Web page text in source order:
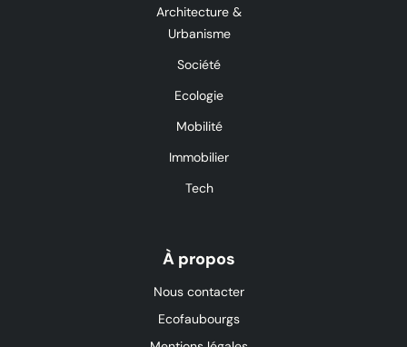
Architecture &
Urbanisme
Société
Ecologie
Mobilité
Immobilier
Tech
À propos
Nous contacter
Ecofaubourgs